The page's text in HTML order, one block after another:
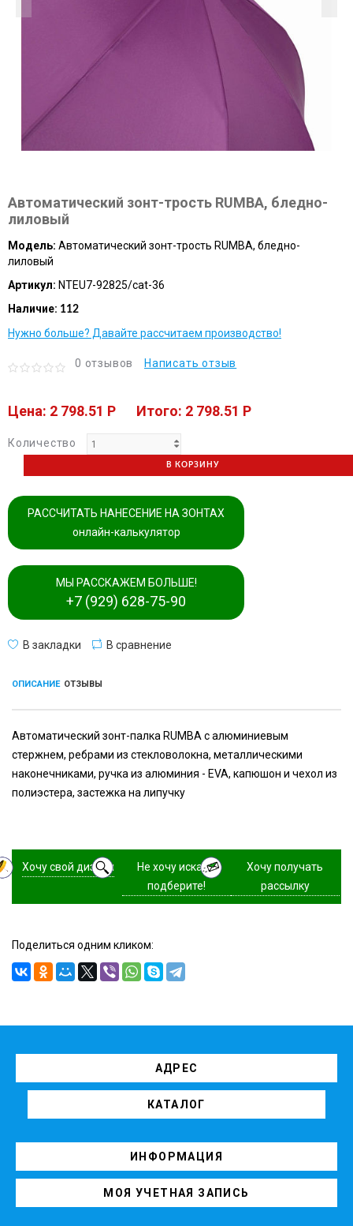
Автоматический зонт-трость RUMBA, бледно-
лиловый
Модель: Автоматический зонт-трость RUMBA, бледно-
лиловый
Артикул: NTEU7-92825/cat-36
Наличие: 112
Нужно больше? Давайте рассчитаем производство!
0 отзывов Написать отзыв
Цена: 2 798.51 P Итого: 2 798.51 P
Количество
В КОРЗИНУ
РАССЧИТАТЬ НАНЕСЕНИЕ НА ЗОНТАХ
онлайн-калькулятор
МЫ РАССКАЖЕМ БОЛЬШЕ!
+7 (929) 628-75-90
В закладки В сравнение
ОПИСАНИЕ ОТЗЫВЫ
Автоматический зонт-палка RUMBA с алюминиевым
стержнем, ребрами из стекловолокна, металлическими
наконечниками, ручка из алюминия - EVA, капюшон и чехол из
полиэстера, застежка на липучку
Хочу свой дизайн
Не хочу искать,
подберите!
Хочу получать
рассылку
Поделиться одним кликом:
АДРЕС
КАТАЛОГ
ИНФОРМАЦИЯ
МОЯ УЧЕТНАЯ ЗАПИСЬ